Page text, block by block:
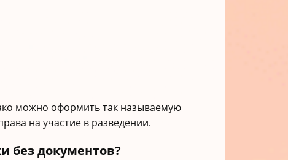
можно оформить так называемую
на участие в разведении.
без документов?